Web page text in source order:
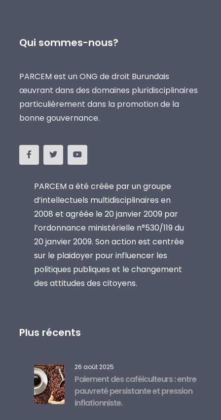
Qui sommes-nous?
PARCEM est un ONG de droit Burundais
œuvrant dans des domaines pluridisciplinaires
particulièrement dans la promotion de la
bonne gouvernance.
PARCEM a été créée par un groupe
d’intellectuels multidisciplinaires en
2008 et agréée le 20 janvier 2009 par
l’ordonnance ministérielle n°530/119 du
20 janvier 2009. Son action est centrée
sur le plaidoyer pour influencer les
politiques publiques et le changement
des attitudes des citoyens.
Plus récents
26 août 2025
Paiement des caféiculteurs : entre
pauvreté persistante et pression
inflationniste.